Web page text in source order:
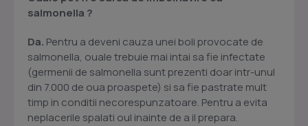
salmonella ?
Da. Pentru a deveni cauza unei boli provocate de
salmonella, ouale trebuie mai intai sa fie infectate
(germenii de salmonella sunt prezenti doar intr-unul
din 7.000 de oua proaspete) si sa fie pastrate mult
timp in conditii necorespunzatoare. Pentru a evita
neplacerile spalati oul inainte de a il prepara.